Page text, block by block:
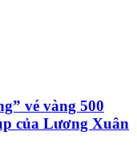
vé vàng 500
của Lương Xuân